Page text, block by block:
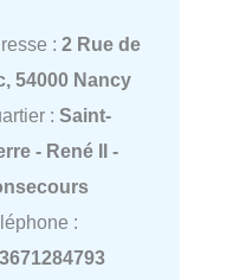
: 2 Rue de
54000 Nancy
: Saint-
- René II -
: